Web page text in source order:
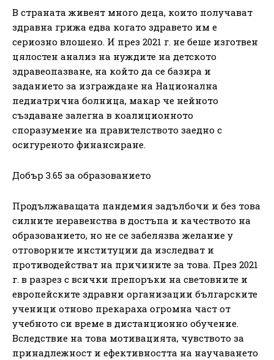
В страната живеят много деца, които получават
здравна грижа едва когато здравето им е
сериозно влошено. И през 2021 г. не беше изготвен
цялостен анализ на нуждите на детското
здравеопазване, на който да се базира и
заданието за изграждане на Национална
педиатрична болница, макар че нейното
създаване залегна в коалиционното
споразумение на правителството заедно с
осигуреното финансиране.
Добър 3.65 за образованието
Продължаващата пандемия задълбочи и без това
силните неравенства в достъпа и качеството на
образованието, но не се забелязва желание у
отговорните институции да изследват и
противодействат на причините за това. През 2021
г. в разрез с всички препоръки на световните и
европейските здравни организации българските
ученици отново прекараха огромна част от
учебното си време в дистанционно обучение.
Вследствие на това мотивацията, чувството за
принадлежност и ефективността на научаването